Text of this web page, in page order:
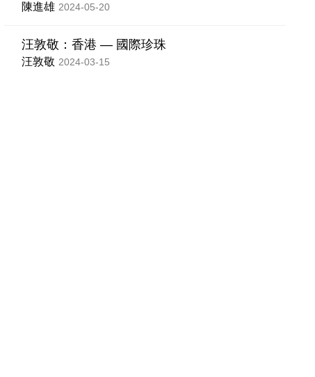
陳進雄 2024-05-20
汪敦敬：香港 — 國際珍珠
汪敦敬 2024-03-15